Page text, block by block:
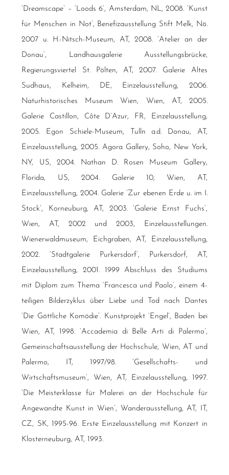
‘Dreamscape’ – ‘Loods 6’, Amsterdam, NL, 2008. ‘Kunst
für Menschen in Not’, Benefizausstellung Stift Melk, Nö.
2007 u. H.-Nitsch-Museum, AT, 2008. ‘Atelier an der
Donau’, Landhausgalerie Ausstellungsbrücke,
Regierungsviertel St. Pölten, AT, 2007. Galerie Altes
Sudhaus, Kelheim, DE, Einzelausstellung, 2006.
Naturhistorisches Museum Wien, Wien, AT, 2005.
Galerie Castillon, Côte D’Azur, FR, Einzelausstellung,
2005. Egon Schiele-Museum, Tulln a.d. Donau, AT,
Einzelausstellung, 2005. Agora Gallery, Soho, New York,
NY, US, 2004. Nathan D. Rosen Museum Gallery,
Florida, US, 2004. Galerie 10, Wien, AT,
Einzelausstellung, 2004. Galerie ‘Zur ebenen Erde u. im I.
Stock’, Korneuburg, AT, 2003. ‘Galerie Ernst Fuchs’,
Wien, AT, 2002 und 2003, Einzelausstellungen.
Wienerwaldmuseum, Eichgraben, AT, Einzelausstellung,
2002. ‘Stadtgalerie Purkersdorf’, Purkersdorf, AT,
Einzelausstellung, 2001. 1999 Abschluss des Studiums
mit Diplom zum Thema ‘Francesca und Paolo’, einem 4-
teiligen Bilderzyklus über Liebe und Tod nach Dantes
‘Die Göttliche Komödie’. Kunstprojekt ‘Engel’, Baden bei
Wien, AT, 1998. ‘Accademia di Belle Arti di Palermo’,
Gemeinschaftsausstellung der Hochschule, Wien, AT und
Palermo, IT, 1997/98. ‘Gesellschafts- und
Wirtschaftsmuseum’, Wien, AT, Einzelausstellung, 1997.
‘Die Meisterklasse für Malerei an der Hochschule für
Angewandte Kunst in Wien’, Wanderausstellung, AT, IT,
CZ, SK, 1995-96. Erste Einzelausstellung mit Konzert in
Klosterneuburg, AT, 1993.